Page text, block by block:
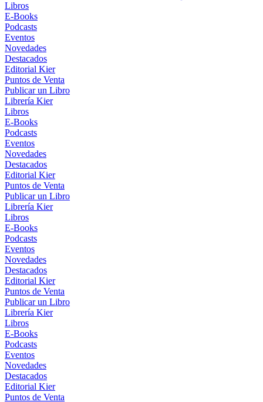
Libros
E-Books
Podcasts
Eventos
Novedades
Destacados
Editorial Kier
Puntos de Venta
Publicar un Libro
Librería Kier
Libros
E-Books
Podcasts
Eventos
Novedades
Destacados
Editorial Kier
Puntos de Venta
Publicar un Libro
Librería Kier
Libros
E-Books
Podcasts
Eventos
Novedades
Destacados
Editorial Kier
Puntos de Venta
Publicar un Libro
Librería Kier
Libros
E-Books
Podcasts
Eventos
Novedades
Destacados
Editorial Kier
Puntos de Venta